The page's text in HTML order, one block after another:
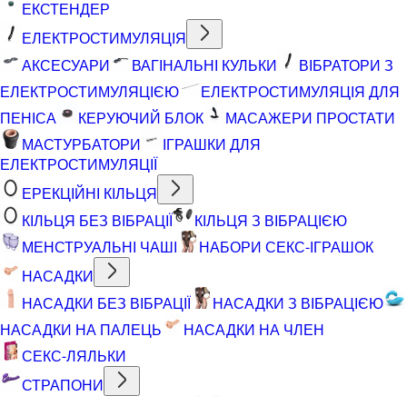
ЕКСТЕНДЕР
ЕЛЕКТРОСТИМУЛЯЦІЯ
АКСЕСУАРИ
ВАГІНАЛЬНІ КУЛЬКИ
ВІБРАТОРИ З
ЕЛЕКТРОСТИМУЛЯЦІЄЮ
ЕЛЕКТРОСТИМУЛЯЦІЯ ДЛЯ
ПЕНІСА
КЕРУЮЧИЙ БЛОК
МАСАЖЕРИ ПРОСТАТИ
МАСТУРБАТОРИ
ІГРАШКИ ДЛЯ
ЕЛЕКТРОСТИМУЛЯЦІЇ
ЕРЕКЦІЙНІ КІЛЬЦЯ
КІЛЬЦЯ БЕЗ ВІБРАЦІЇ
КІЛЬЦЯ З ВІБРАЦІЄЮ
МЕНСТРУАЛЬНІ ЧАШІ
НАБОРИ СЕКС-ІГРАШОК
НАСАДКИ
НАСАДКИ БЕЗ ВІБРАЦІЇ
НАСАДКИ З ВІБРАЦІЄЮ
НАСАДКИ НА ПАЛЕЦЬ
НАСАДКИ НА ЧЛЕН
СЕКС-ЛЯЛЬКИ
СТРАПОНИ